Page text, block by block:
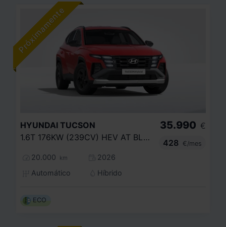
HYUNDAI TUCSON
1.6T 176KW (239CV) HEV AT BLACK LINE
20.000 km
2026
Automático
Híbrido
35.990 €
428
€/mes
ECO